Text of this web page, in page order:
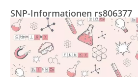
SNP-Informationen rs806377